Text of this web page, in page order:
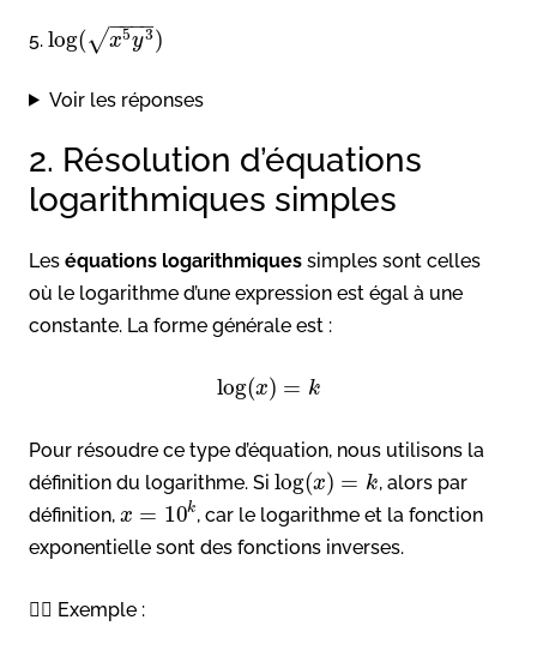
5. log( x5y3
− −
−−
√ )
Voir les réponses
2. Résolution d’équations
logarithmiques simples
Les équations logarithmiques simples sont celles
où le logarithme d’une expression est égal à une
constante. La forme générale est :
log(x) = k
Pour résoudre ce type d’équation, nous utilisons la
définition du logarithme. Si log(x) = k, alors par
définition, x = 10k, car le logarithme et la fonction
exponentielle sont des fonctions inverses.
👉🏻 Exemple :